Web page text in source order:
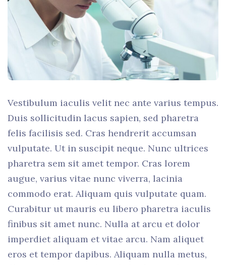
Vestibulum iaculis velit nec ante varius tempus.
Duis sollicitudin lacus sapien, sed pharetra
felis facilisis sed. Cras hendrerit accumsan
vulputate. Ut in suscipit neque. Nunc ultrices
pharetra sem sit amet tempor. Cras lorem
augue, varius vitae nunc viverra, lacinia
commodo erat. Aliquam quis vulputate quam.
Curabitur ut mauris eu libero pharetra iaculis
finibus sit amet nunc. Nulla at arcu et dolor
imperdiet aliquam et vitae arcu. Nam aliquet
eros et tempor dapibus. Aliquam nulla metus,